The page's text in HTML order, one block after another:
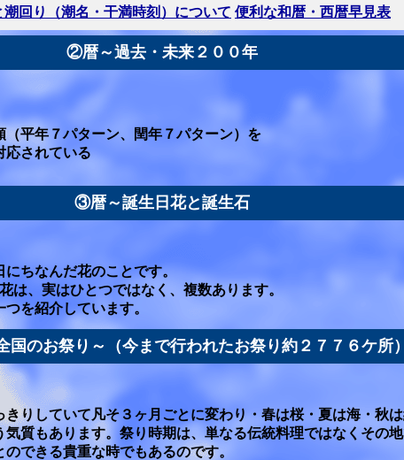
潮回り（潮名・干満時刻）について 便利な和暦・西暦早見表
②暦～過去・未来２００年
（平年７パターン、閏年７パターン）を
応されている
③暦～誕生日花と誕生石
ちなんだ花のことです。
は、実はひとつではなく、複数あります。
を紹介しています。
のお祭り～（今まで行われたお祭り約２７７６ケ所）
きりしていて凡そ３ヶ月ごとに変わり・春は桜・夏は海・秋
気質もあります。祭り時期は、単なる伝統料理ではなくその
できる貴重な時でもあるのです。